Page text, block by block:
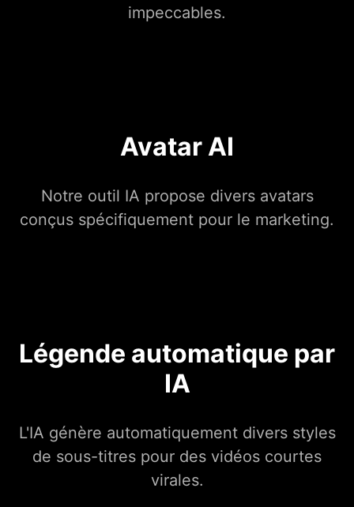
impeccables.
Avatar AI
Notre outil IA propose divers avatars
conçus spécifiquement pour le marketing.
Légende automatique par
IA
L'IA génère automatiquement divers styles
de sous-titres pour des vidéos courtes
virales.